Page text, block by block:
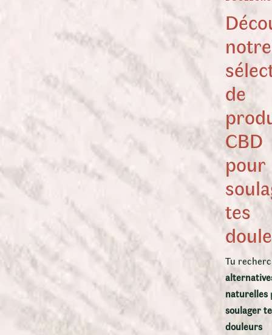
notre
de
CBD
pour
tes
Tu
naturelles
soulager
douleurs